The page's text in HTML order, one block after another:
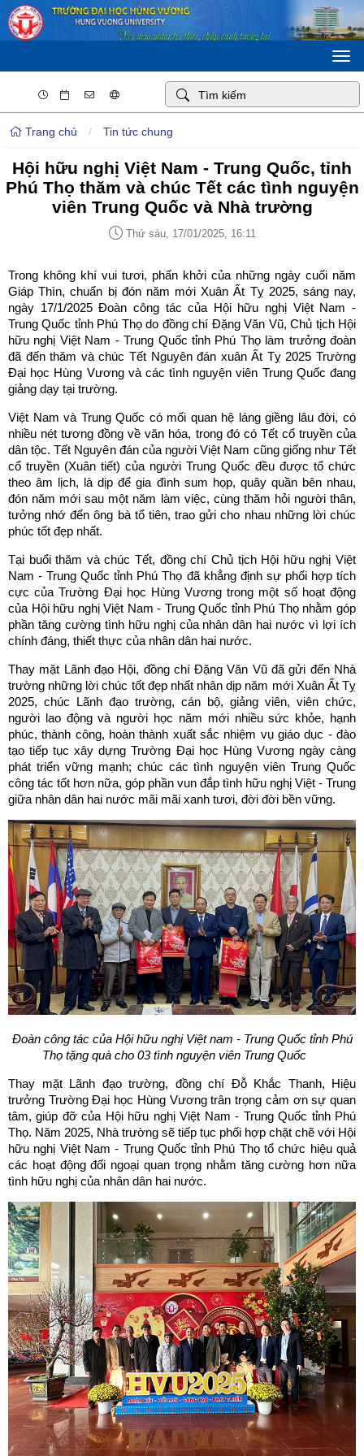
Trang chủ / Tin tức chung
Hội hữu nghị Việt Nam - Trung Quốc, tỉnh
Phú Thọ thăm và chúc Tết các tình nguyện
viên Trung Quốc và Nhà trường
Thứ sáu, 17/01/2025, 16:11
Trong không khí vui tươi, phấn khởi của những ngày cuối năm
Giáp Thìn, chuẩn bị đón năm mới Xuân Ất Tỵ 2025, sáng nay,
ngày 17/1/2025 Đoàn công tác của Hội hữu nghị Việt Nam -
Trung Quốc tỉnh Phú Thọ do đồng chí Đặng Văn Vũ, Chủ tịch Hội
hữu nghị Việt Nam - Trung Quốc tỉnh Phú Thọ làm trưởng đoàn
đã đến thăm và chúc Tết Nguyên đán xuân Ất Tỵ 2025 Trường
Đại học Hùng Vương và các tình nguyện viên Trung Quốc đang
giảng dạy tại trường.
Việt Nam và Trung Quốc có mối quan hệ láng giềng lâu đời, có
nhiều nét tương đồng về văn hóa, trong đó có Tết cổ truyền của
dân tộc. Tết Nguyên đán của người Việt Nam cũng giống như Tết
cổ truyền (Xuân tiết) của người Trung Quốc đều được tổ chức
theo âm lịch, là dịp để gia đình sum họp, quây quần bên nhau,
đón năm mới sau một năm làm việc, cùng thăm hỏi người thân,
tưởng nhớ đến ông bà tổ tiên, trao gửi cho nhau những lời chúc
phúc tốt đẹp nhất.
Tại buổi thăm và chúc Tết, đồng chí Chủ tịch Hội hữu nghị Việt
Nam - Trung Quốc tỉnh Phú Thọ đã khẳng định sự phối hợp tích
cực của Trường Đại học Hùng Vương trong một số hoạt động
của Hội hữu nghị Việt Nam - Trung Quốc tỉnh Phú Thọ nhằm góp
phần tăng cường tình hữu nghị của nhân dân hai nước vì lợi ích
chính đáng, thiết thực của nhân dân hai nước.
Thay mặt Lãnh đạo Hội, đồng chí Đặng Văn Vũ đã gửi đến Nhà
trường những lời chúc tốt đẹp nhất nhân dịp năm mới Xuân Ất Tỵ
2025, chúc Lãnh đạo trường, cán bộ, giảng viên, viên chức,
người lao động và người học năm mới nhiều sức khỏe, hạnh
phúc, thành công, hoàn thành xuất sắc nhiệm vụ giáo dục - đào
tạo tiếp tục xây dựng Trường Đại học Hùng Vương ngày càng
phát triển vững mạnh; chúc các tình nguyện viên Trung Quốc
công tác tốt hơn nữa, góp phần vun đắp tình hữu nghị Việt - Trung
giữa nhân dân hai nước mãi mãi xanh tươi, đời đời bền vững.
Đoàn công tác của Hộihữu nghị Việt nam - Trung Quốc tỉnh Phú
Thọ tặng quà cho 03 tình nguyện viên Trung Quốc
Thay mặt Lãnh đạo trường, đồng chí Đỗ Khắc Thanh, Hiệu
trưởng Trường Đại học Hùng Vương trân trọng cảm ơn sự quan
tâm, giúp đỡ của Hội hữu nghị Việt Nam - Trung Quốc tỉnh Phú
Thọ. Năm 2025, Nhà trường sẽ tiếp tục phối hợp chặt chẽ với Hội
hữu nghị Việt Nam - Trung Quốc tỉnh Phú Thọ tổ chức hiệu quả
các hoạt động đối ngoại quan trọng nhằm tăng cường hơn nữa
tình hữu nghị của nhân dân hai nước.